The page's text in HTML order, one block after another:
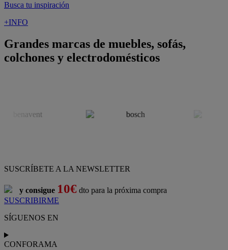
Busca tu inspiración
+INFO
Grandes marcas de muebles, sofás,
colchones y electrodomésticos
SUSCRÍBETE A LA NEWSLETTER
y consigue 10€ dto para la próxima compra
SUSCRIBIRME
SÍGUENOS EN
CONFORAMA